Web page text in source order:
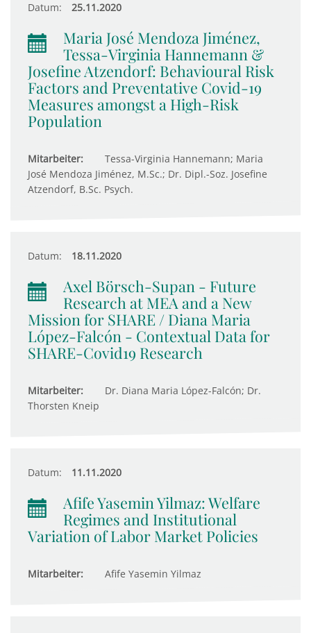
Datum: 25.11.2020
Maria José Mendoza Jiménez,
Tessa-Virginia Hannemann &
Josefine Atzendorf: Behavioural Risk
Factors and Preventative Covid-19
Measures amongst a High-Risk
Population
Mitarbeiter:
Tessa-Virginia Hannemann; Maria
José Mendoza Jiménez, M.Sc.; Dr. Dipl.-Soz. Josefine
Atzendorf, B.Sc. Psych.
Datum: 18.11.2020
Axel Börsch-Supan - Future
Research at MEA and a New
Mission for SHARE / Diana Maria
López-Falcón - Contextual Data for
SHARE-Covid19 Research
Mitarbeiter:
Dr. Diana Maria López-Falcón; Dr.
Thorsten Kneip
Datum: 11.11.2020
Afife Yasemin Yilmaz: Welfare
Regimes and Institutional
Variation of Labor Market Policies
Mitarbeiter: Afife Yasemin Yilmaz